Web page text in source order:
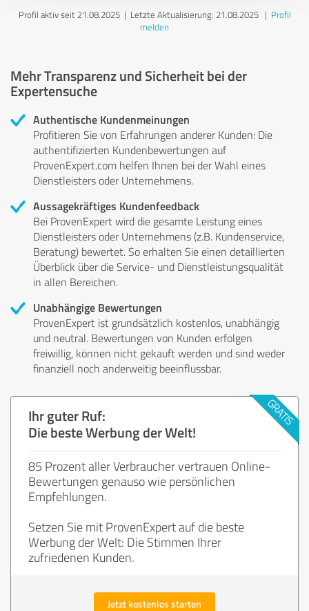
Profil aktiv seit 21.08.2025 | Letzte Aktualisierung: 21.08.2025| Profil
melden
Mehr Transparenz und Sicherheit bei der
Expertensuche
Authentische Kundenmeinungen
Profitieren Sie von Erfahrungen anderer Kunden: Die
authentifizierten Kundenbewertungen auf
ProvenExpert.com helfen Ihnen bei der Wahl eines
Dienstleisters oder Unternehmens.
Aussagekräftiges Kundenfeedback
Bei ProvenExpert wird die gesamte Leistung eines
Dienstleisters oder Unternehmens (z.B. Kundenservice,
Beratung) bewertet. So erhalten Sie einen detaillierten
Überblick über die Service- und Dienstleistungsqualität
in allen Bereichen.
Unabhängige Bewertungen
ProvenExpert ist grundsätzlich kostenlos, unabhängig
und neutral. Bewertungen von Kunden erfolgen
freiwillig, können nicht gekauft werden und sind weder
finanziell noch anderweitig beeinflussbar.
Ihr guter Ruf:
Die beste Werbung der Welt!
85 Prozent aller Verbraucher vertrauen Online-
Bewertungen genauso wie persönlichen
Empfehlungen.
Setzen Sie mit ProvenExpert auf die beste
Werbung der Welt: Die Stimmen Ihrer
zufriedenen Kunden.
Jetzt kostenlos starten